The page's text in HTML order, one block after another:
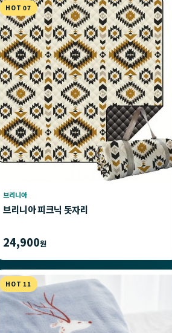
HOT 07
브리니아
브리니아 피크닉 돗자리
24,900원
HOT 11